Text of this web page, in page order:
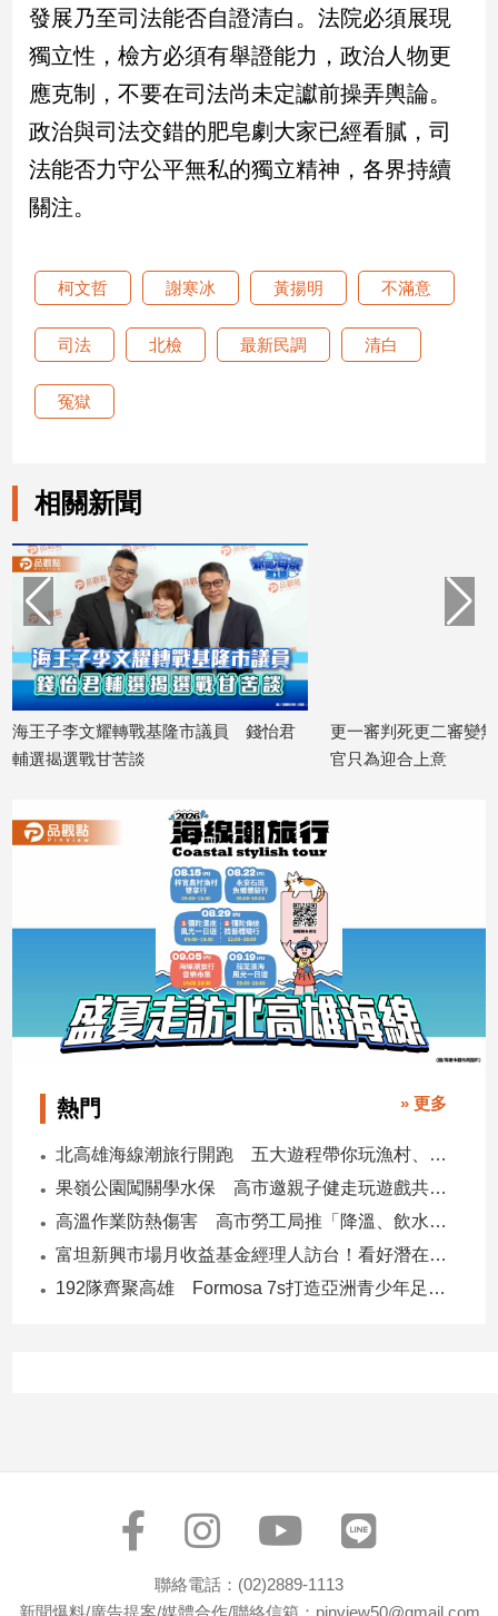
消
費
健
康/
子/
感
情
藝
／
／
電
影
技/
遊
運
動
寵
物
Pet
影
區
【我
的
觀
點】
發展乃至司法能否自證清白。法院必須展現
獨立性，檢方必須有舉證能力，政治人物更
應克制，不要在司法尚未定讞前操弄輿論。
政治與司法交錯的肥皂劇大家已經看膩，司
法能否力守公平無私的獨立精神，各界持續
關注。
柯文哲 謝寒冰 黃揚明 不滿意
司法 北檢 最新民調 清白
冤獄
相關新聞
錢怡君
更一審判死更二審變無期！吳宗憲批法
官只為迎合上意
84.7%
社會焦慮
熱門 » 更多
北高雄海線潮旅行開跑 五大遊程帶你玩漁村、賞生態、品海味
果嶺公園闖關學水保 高市邀親子健走玩遊戲共守土地
高溫作業防熱傷害 高市勞工局推「降溫、飲水、休息」守護勞工
富坦新興市場月收益基金經理人訪台！看好潛在貨幣升值空間 點名5大主題
192隊齊聚高雄 Formosa 7s打造亞洲青少年足球交流平台
聯絡電話：(02)2889-1113
新聞爆料/廣告提案/媒體合作/聯絡信箱：pinview50@gmail.com